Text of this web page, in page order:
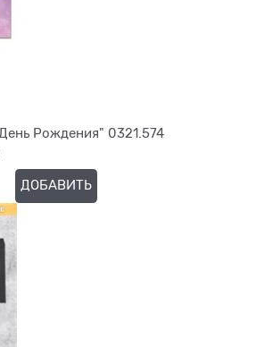
Рождения" 0321.574
ДОБАВИТЬ